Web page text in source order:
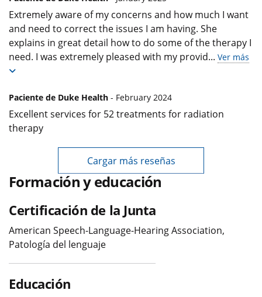
Extremely aware of my concerns and how much I want
and need to correct the issues I am having. She
explains in great detail how to do some of the therapy I
need. I was extremely pleased with my provid... Ver más
Paciente de Duke Health - February 2024
Excellent services for 52 treatments for radiation
therapy
Cargar más reseñas
Formación y educación
Certificación de la Junta
American Speech-Language-Hearing Association,
Patología del lenguaje
Educación